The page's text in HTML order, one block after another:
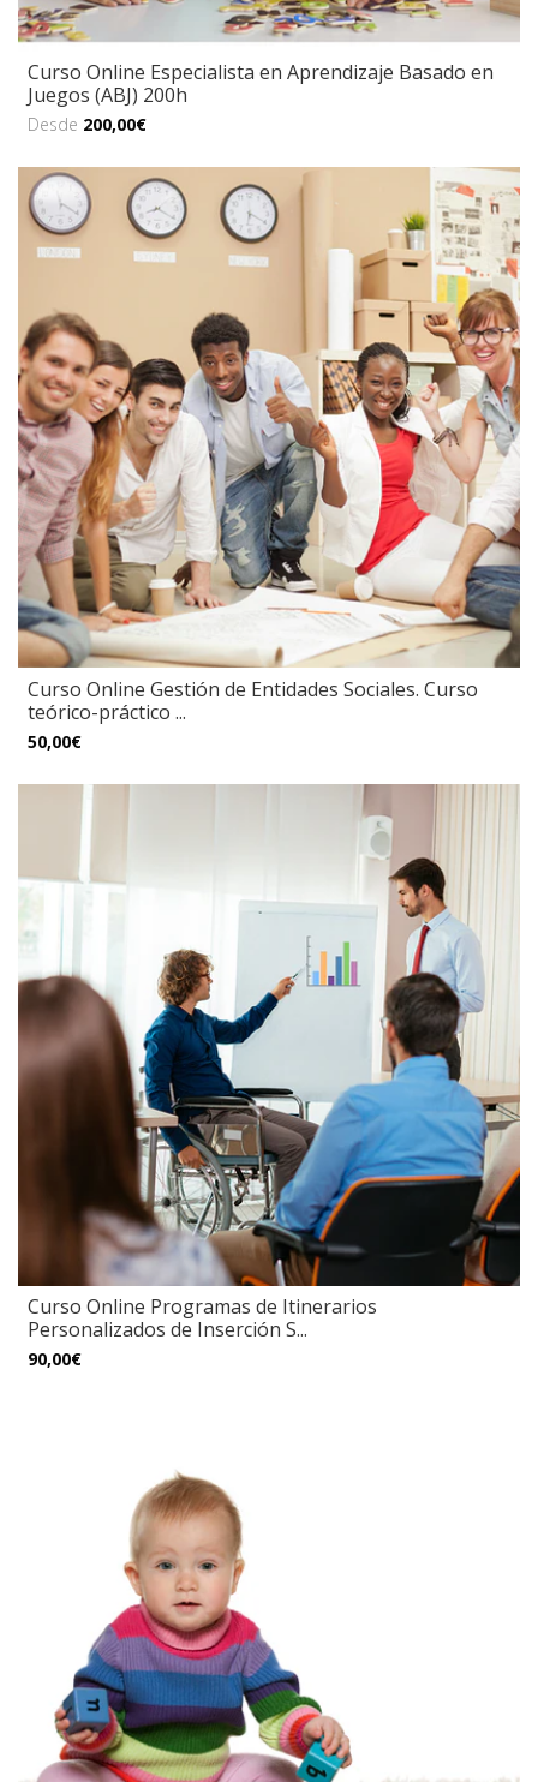
Curso Online Especialista en Aprendizaje Basado en
Juegos (ABJ) 200h
Desde 200,00€
Curso Online Gestión de Entidades Sociales. Curso
teórico-práctico ...
50,00€
Curso Online Programas de Itinerarios
Personalizados de Inserción S...
90,00€